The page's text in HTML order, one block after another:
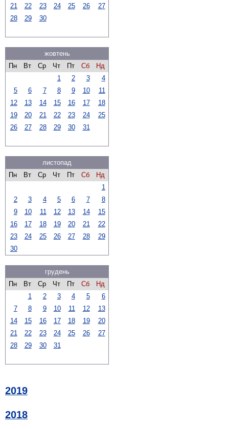
21
22 23 24 25 26
27
28
29 30
жовтень
Пн
Вт Ср Чт Пт Сб
Нд
1
2 3
4
5
6 7 8 9 10
11
12
13 14 15 16 17
18
19
20 21 22 23 24
25
26
27 28 29 30 31
листопад
Пн
Вт Ср Чт Пт Сб
Нд
1
2
3 4 5 6 7
8
9
10 11 12 13 14
15
16
17 18 19 20 21
22
23
24 25 26 27 28
29
30
грудень
Пн
Вт Ср Чт Пт Сб
Нд
1
2 3 4 5
6
7
8 9 10 11 12
13
14
15 16 17 18 19
20
21
22 23 24 25 26
27
28
29 30 31
2019
2018